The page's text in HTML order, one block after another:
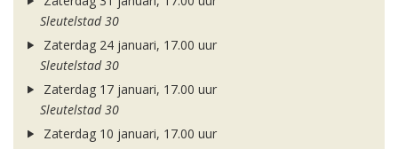
Sleutelstad 30
Zaterdag 24 januari, 17.00 uur
Sleutelstad 30
Zaterdag 17 januari, 17.00 uur
Sleutelstad 30
Zaterdag 10 januari, 17.00 uur